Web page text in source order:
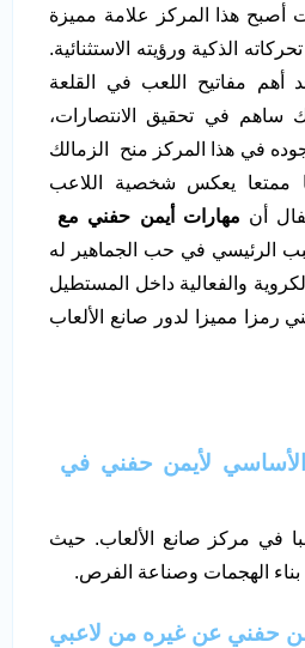
أصبح هذا المركز علامة مميزة
الذكية ورؤيته الاستثنائية.
مفاتيح اللعب في القلعة
ساهم في تحقيق الانتصارات،
في هذا المركز منح الزمالك
ممتعا يعكس شخصية اللاعب
أن مهارات أيمن حفني مع
الرئيسي في حب الجماهير له
والفعالية داخل المستطيل
رمزا مميزا لدور صانع الألعاب
لأيمن حفني في
في مركز صانع الألعاب. حيث
بناء الهجمات وصناعة الفرص.
حفني عن غيره من لاعبي